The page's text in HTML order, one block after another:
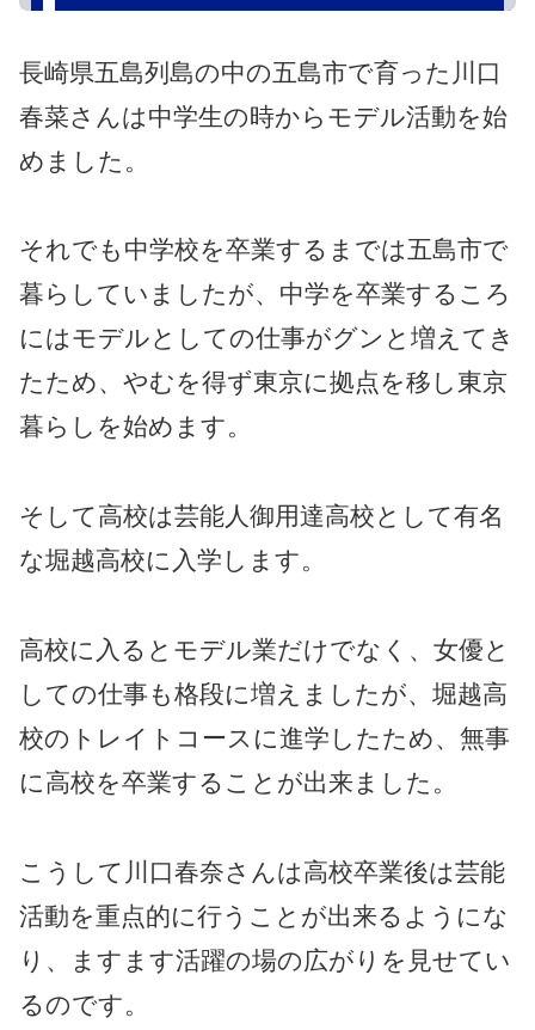
長崎県五島列島の中の五島市で育った川口
春菜さんは中学生の時からモデル活動を始
めました。
それでも中学校を卒業するまでは五島市で
暮らしていましたが、中学を卒業するころ
にはモデルとしての仕事がグンと増えてき
たため、やむを得ず東京に拠点を移し東京
暮らしを始めます。
そして高校は芸能人御用達高校として有名
な堀越高校に入学します。
高校に入るとモデル業だけでなく、女優と
しての仕事も格段に増えましたが、堀越高
校のトレイトコースに進学したため、無事
に高校を卒業することが出来ました。
こうして川口春奈さんは高校卒業後は芸能
活動を重点的に行うことが出来るようにな
り、ますます活躍の場の広がりを見せてい
るのです。